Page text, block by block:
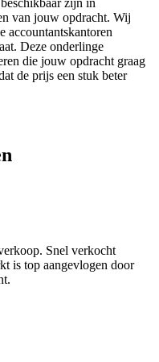
van jouw opdracht. Wij
accountantskantoren
Deze onderlinge
die jouw opdracht graag
de prijs een stuk beter
Snel verkocht
is top aangevlogen door